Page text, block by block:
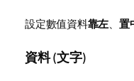
設定數值資料靠左 置
資料 (文字)